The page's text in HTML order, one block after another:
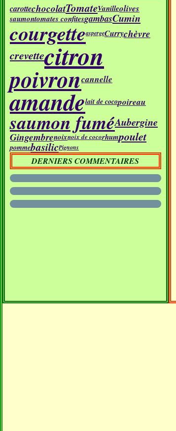
carottechocolatTomateVanilleolives
saumontomates confitesgambasCumin
courgetteaspergeCurrychèvre
crevettecitron
poivroncannelle
amandelait de cocopoireau
saumon fuméAubergine
Gingembrenoixnoix de cocorhumpoulet
pommebasilicPignons
DERNIERS COMMENTAIRES